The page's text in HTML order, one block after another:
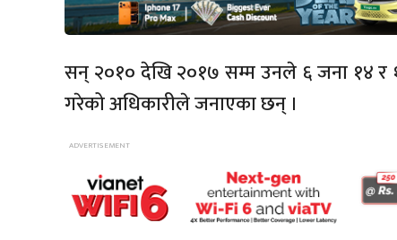
सन् २०१० देखि २०१७ सम्म उनले ६ जना १४ र
गरेको अधिकारीले जनाएका छन् ।